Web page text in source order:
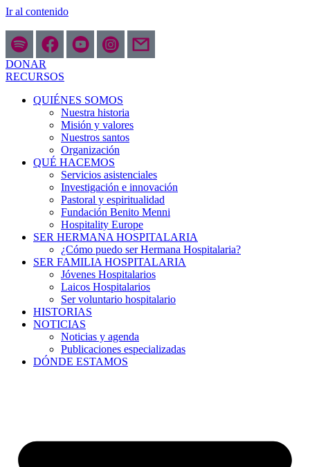
Ir al contenido
DONAR
RECURSOS
QUIÉNES SOMOS
Nuestra historia
Misión y valores
Nuestros santos
Organización
QUÉ HACEMOS
Servicios asistenciales
Investigación e innovación
Pastoral y espiritualidad
Fundación Benito Menni
Hospitality Europe
SER HERMANA HOSPITALARIA
¿Cómo puedo ser Hermana Hospitalaria?
SER FAMILIA HOSPITALARIA
Jóvenes Hospitalarios
Laicos Hospitalarios
Ser voluntario hospitalario
HISTORIAS
NOTICIAS
Noticias y agenda
Publicaciones especializadas
DÓNDE ESTAMOS